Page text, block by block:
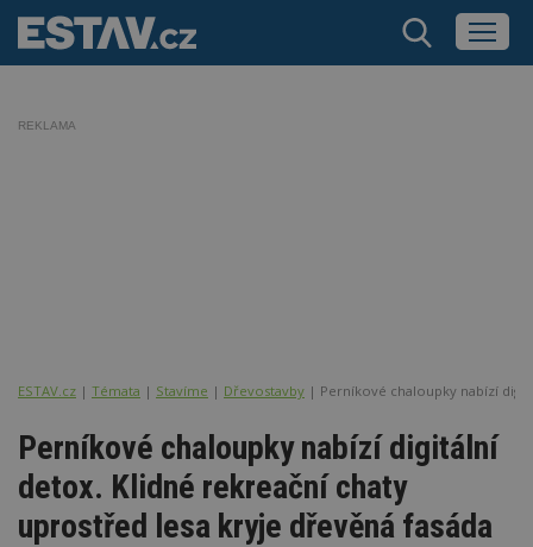
REKLAMA
ESTAV.cz Témata Stavíme Dřevostavby Perníkové chaloupky nabízí
Perníkové chaloupky nabízí digitální
detox. Klidné rekreační chaty
uprostřed lesa kryje dřevěná fasáda